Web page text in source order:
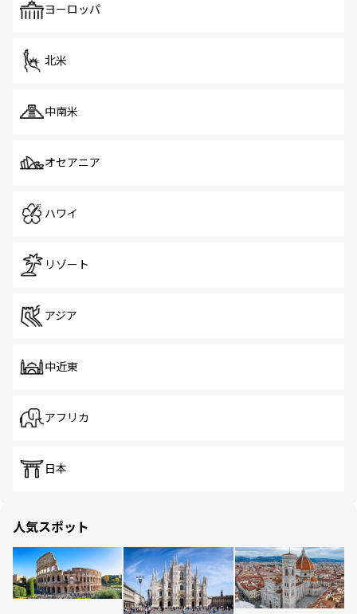
で、ホーカーズは地元の風情を楽しめる外せないスポット
ヨーロッパ
北米
中南米
オセアニア
ハワイ
リゾート
アジア
中近東
アフリカ
日本
人気スポット